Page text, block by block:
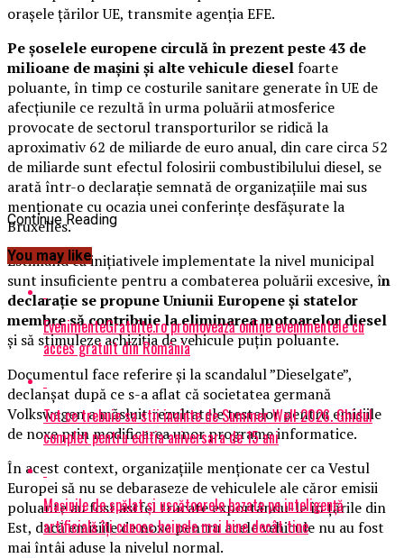
oraşele ţărilor UE, transmite agenţia EFE.
Pe şoselele europene circulă în prezent peste 43 de
milioane de maşini şi alte vehicule dieselfoarte
poluante, în timp ce costurile sanitare generate în UE de
afecţiunile ce rezultă în urma poluării atmosferice
provocate de sectorul transporturilor se ridică la
aproximativ 62 de miliarde de euro anual, din care circa 52
de miliarde sunt efectul folosirii combustibilului diesel, se
arată într-o declaraţie semnată de organizaţiile mai sus
menţionate cu ocazia unei conferinţe desfăşurate la
Bruxelles.
Estimând că iniţiativele implementate la nivel municipal
sunt insuficiente pentru a combaterea poluării excesive, în
declaraţie se propune Uniunii Europene şi statelor
membre să contribuie la eliminarea motoarelor diesel
şi să stimuleze achiziţia de vehicule puţin poluante.
Documentul face referire şi la scandalul ”Dieselgate”,
declanşat după ce s-a aflat că societatea germană
Volkswagen a măsluit rezultatele testelor pentru emisiile
de noxe prin modificarea unor programe informatice.
În acest context, organizaţiile menţionate cer ca Vestul
Europei să nu se debaraseze de vehiculele ale căror emisii
poluante au fost astfel trucate exportându-le în ţările din
Est, dacă emisiile de noxe pentru acele vehicule nu au fost
mai întâi aduse la nivelul normal.
Continue Reading
You may like
EvenimenteGratuite.ro promovează online evenimentele cu
acces gratuit din România
Tot ce trebuie sa stii inainte de Summer Well 2026. Ghidul
complet pentru editia aniversara de 15 ani
Mașinile de spălat și uscătoarele bazate pe inteligență
artificială îți cunosc hainele mai bine decât tine